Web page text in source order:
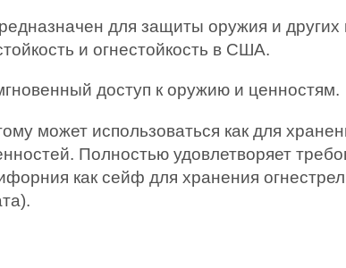
для защиты оружия и других
и огнестойкость в США.
доступ к оружию и ценностям.
может использоваться как для
Полностью удовлетворяет
как сейф для хранения